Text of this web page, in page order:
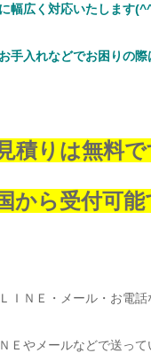
幅広く対応いたします
手入れなどでお困りの際
積りは無料で
から受付可能
ＩＮＥ・メール・お電
Ｅやメールなどで送って